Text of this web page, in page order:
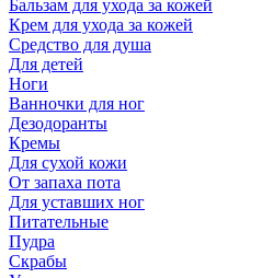
Бальзам для ухода за кожей
Крем для ухода за кожей
Средство для душа
Для детей
Ноги
Ванночки для ног
Дезодоранты
Кремы
Для сухой кожи
От запаха пота
Для уставших ног
Питательные
Пудра
Скрабы